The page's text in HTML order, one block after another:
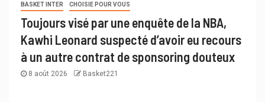
BASKET INTER CHOISIE POUR VOUS
Toujours visé par une enquête de la NBA,
Kawhi Leonard suspecté d’avoir eu recours
à un autre contrat de sponsoring douteux
8 août 2026 Basket221